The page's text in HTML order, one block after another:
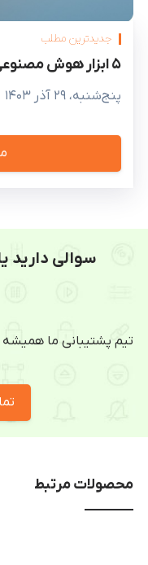
جدیدترین مطلب
۵ ابزار هوش مصنوعی برای تبدیل عکس به ویدیو
پنج‌شنبه، ۲۹ آذر ۱۴۰۳
سوالی دارید
تیم پشتیبانی ما
محصولات مرتبط